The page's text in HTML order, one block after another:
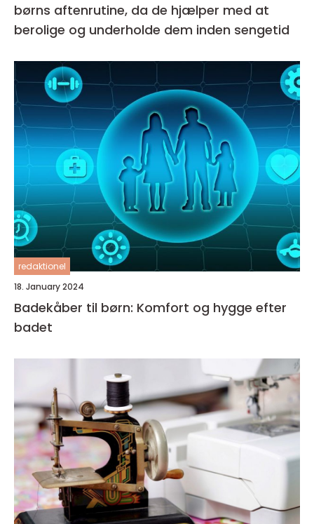
børns aftenrutine, da de hjælper med at
berolige og underholde dem inden sengetid
redaktionel
18. January 2024
Badekåber til børn: Komfort og hygge efter
badet